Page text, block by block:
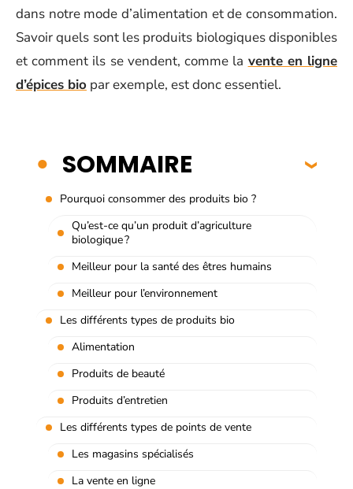
dans notre mode d’alimentation et de consommation.
Savoir quels sont les produits biologiques disponibles
et comment ils se vendent, comme la vente en ligne
d’épices bio par exemple, est donc essentiel.
SOMMAIRE
Pourquoi consommer des produits bio ?
Qu’est-ce qu’un produit d’agriculture
biologique ?
Meilleur pour la santé des êtres humains
Meilleur pour l’environnement
Les différents types de produits bio
Alimentation
Produits de beauté
Produits d’entretien
Les différents types de points de vente
Les magasins spécialisés
La vente en ligne